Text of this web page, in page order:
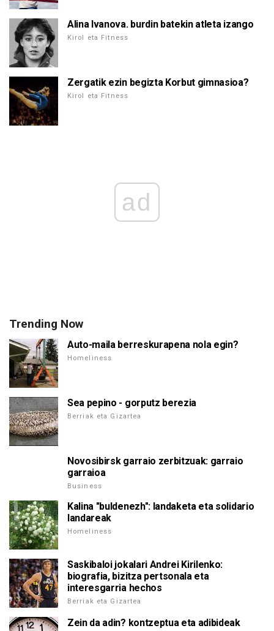
Alina Ivanova. burdin batekin atleta izango
Kirol eta Fitness
Zergatik ezin begizta Korbut gimnasioa?
Kirol eta Fitness
ad
Trending Now
Auto-maila berreskurapena nola egin?
Homeliness
Sea pepino - gorputz berezia
Berriak eta Gizartea
Novosibirsk garraio zerbitzuak: garraio
garraioa
Business
Kalina "buldenezh": landaketa eta solidario
landareak
Homeliness
Saskibaloi jokalari Andrei Kirilenko:
biografia, bizitza pertsonala eta
interesgarria hechos
Berriak eta Gizartea
Zein da adin? kontzeptua eta adibideak